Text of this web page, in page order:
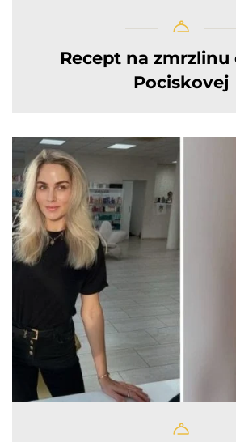
Recept na zmrzlinu
Pociskovej